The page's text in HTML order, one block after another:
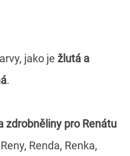
jako je žlutá a
.
zdrobněliny pro Renátu
Renda, Renka,